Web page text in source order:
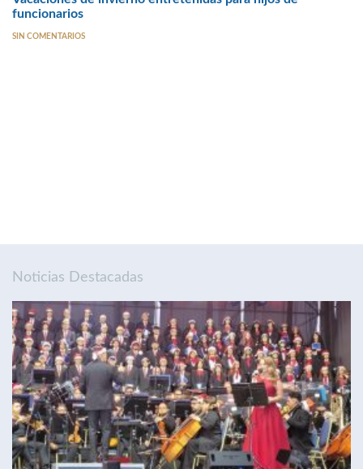
funcionarios
SIN COMENTARIOS
Noticias Destacadas